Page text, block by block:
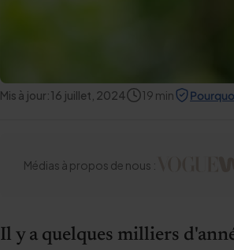
Mis à jour:16 juillet, 2024 19 min
Médias à propos de nous :
Il y a quelques milliers